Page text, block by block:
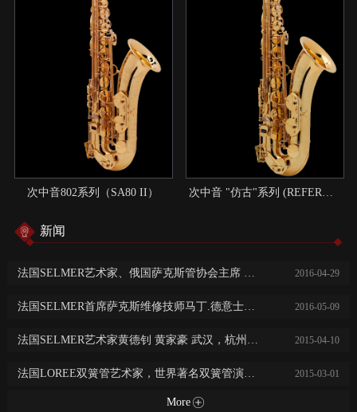
次中音802系列（SA80 II）
新闻
2016-04-29
法国SELMER首席萨克斯维修技师马丁.德意士免费乐器保养维修服务 2016-05-09
2015-04-10
法国LOREE双簧管艺术家，世界著名双簧管演奏家阿历克斯·克莱恩广州，西安，济南音乐会及大师班 2015-03-01
More